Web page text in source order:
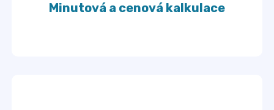
Minutová a cenová kalkulace